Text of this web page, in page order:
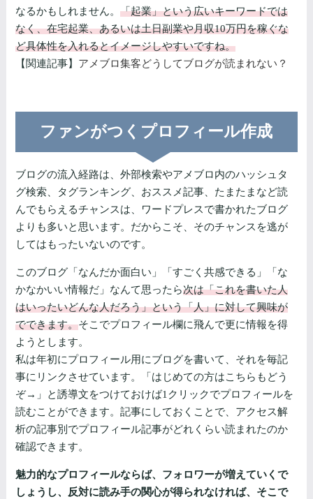
なるかもしれません。「起業」という広いキーワードでは
なく、在宅起業、あるいは土日副業や月収10万円を稼ぐな
ど具体性を入れるとイメージしやすいですね。
【関連記事】 アメブロ集客どうしてブログが読まれない？
ファンがつくプロフィール作成
ブログの流入経路は、外部検索やアメブロ内のハッシュタ
グ検索、タグランキング、おススメ記事、たまたまなど読
んでもらえるチャンスは、ワードプレスで書かれたブログ
よりも多いと思います。だからこそ、そのチャンスを逃が
してはもったいないのです。
このブログ「なんだか面白い」「すごく共感できる」「な
かなかいい情報だ」なんて思ったら次は「これを書いた人
はいったいどんな人だろう」という「人」に対して興味が
でできます。そこでプロフィール欄に飛んで更に情報を得
ようとします。
私は年初にプロフィール用にブログを書いて、それを毎記
事にリンクさせています。「はじめての方はこちらもどう
ぞ→」と誘導文をつけておけば1クリックでプロフィールを
読むことができます。記事にしておくことで、アクセス解
析の記事別でプロフィール記事がどれくらい読まれたのか
確認できます。
魅力的なプロフィールならば、フォロワーが増えていくで
しょうし、反対に読み手の関心が得られなければ、そこで